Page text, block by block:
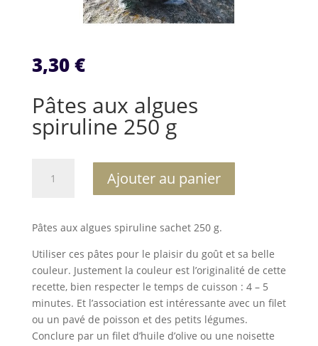
3,30€
Pâtes aux algues
spiruline 250 g
algues
spiruline
Ajouter au panier
n
a
t
i
v
e
Pâtes aux algues spiruline sachet 250 g.
Utiliser ces pâtes pour le plaisir du goût et sa belle
couleur. Justement la couleur est l’originalité de cette
recette, bien respecter le temps de cuisson : 4 – 5
minutes. Et l’association est intéressante avec un filet
ou un pavé de poisson et des petits légumes.
Conclure par un filet d’huile d’olive ou une noisette